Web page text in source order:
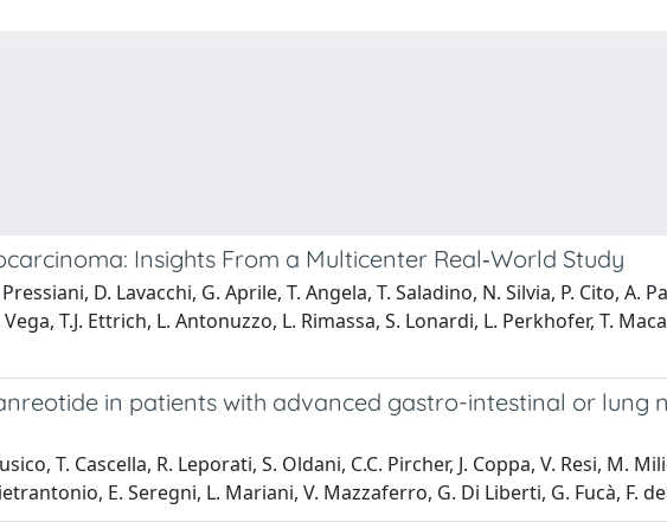
Insights From a Multicenter Real‐World Study
D. Lavacchi, G. Aprile, T. Angela, T. Saladino, N. Silvia, P. Cito, A.
T.J. Ettrich, L. Antonuzzo, L. Rimassa, S. Lonardi, L. Perkhofer, T.
in patients with advanced gastro-intestinal or lung
T. Cascella, R. Leporati, S. Oldani, C.C. Pircher, J. Coppa, V. Resi, M.
E. Seregni, L. Mariani, V. Mazzaferro, G. Di Liberti, G. Fucà, F.